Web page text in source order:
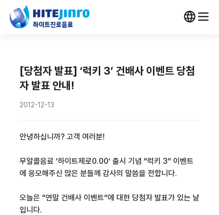
[당첨자 발표] ‘럭키 3’ 건배사 이벤트 당첨
자 발표 안내!
2012-12-13
안녕하십니까? 고객 여러분!
무알콜음료 ‘하이트제로0.00‘ 출시 기념 “럭키 3“ 이벤트
에 응모해주신 많은 분들께 감사의 말씀을 전합니다.
오늘은 “연말 건배사 이벤트“에 대한 당첨자 발표가 있는 날
입니다.